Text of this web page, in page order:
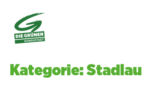
Kategorie: Stadlau